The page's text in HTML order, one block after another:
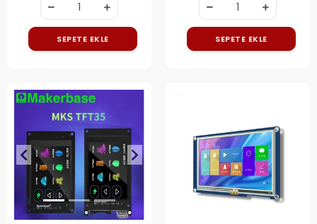
SEPETE EKLE SEPETE EKLE